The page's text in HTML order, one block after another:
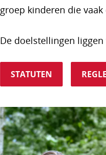
groep kinderen die
De doelstellingen
STATUTEN